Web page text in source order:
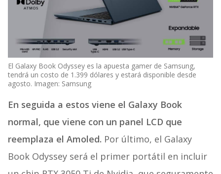
El Galaxy Book Odyssey es la apuesta gamer de Samsung,
tendrá un costo de 1.399 dólares y estará disponible desde
agosto. Imagen: Samsung
En seguida a estos viene el Galaxy Book
normal, que viene con un panel LCD que
reemplaza el Amoled. Por último, el Galaxy
Book Odyssey será el primer portátil en incluir